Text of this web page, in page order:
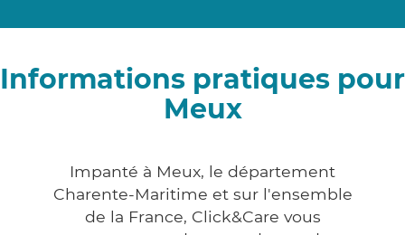
Informations pratiques pour
Meux
Impanté à Meux, le département
Charente-Maritime et sur l'ensemble
de la France, Click&Care vous